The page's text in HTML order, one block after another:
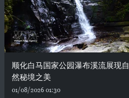
顺化白马国家公园瀑布溪流展现自
然秘境之美
01/08/2026 01:30